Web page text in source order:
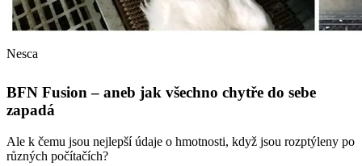
Nesca
BFN Fusion – aneb jak všechno chytře do sebe
zapadá
Ale k čemu jsou nejlepší údaje o hmotnosti, když jsou rozptýleny po
různých počítačích?